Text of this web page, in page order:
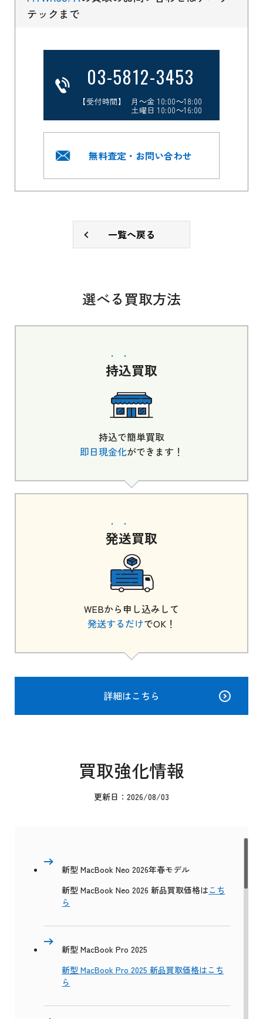
テックまで
03-5812-3453
【受付時間】 月～金 10:00～18:00
土曜日 10:00～16:00
無料査定・お問い合わせ
一覧へ戻る
選べる買取方法
持込買取
持込で簡単買取
即日現金化ができます！
発送買取
WEBから申し込みして
発送するだけでOK！
詳細はこちら
買取強化情報
更新日：2026/08/03
新型 MacBook Neo 2026年春モデル
新型 MacBook Neo 2026 新品買取価格はこち
ら
新型 MacBook Pro 2025
新型 MacBook Pro 2025 新品買取価格はこち
ら